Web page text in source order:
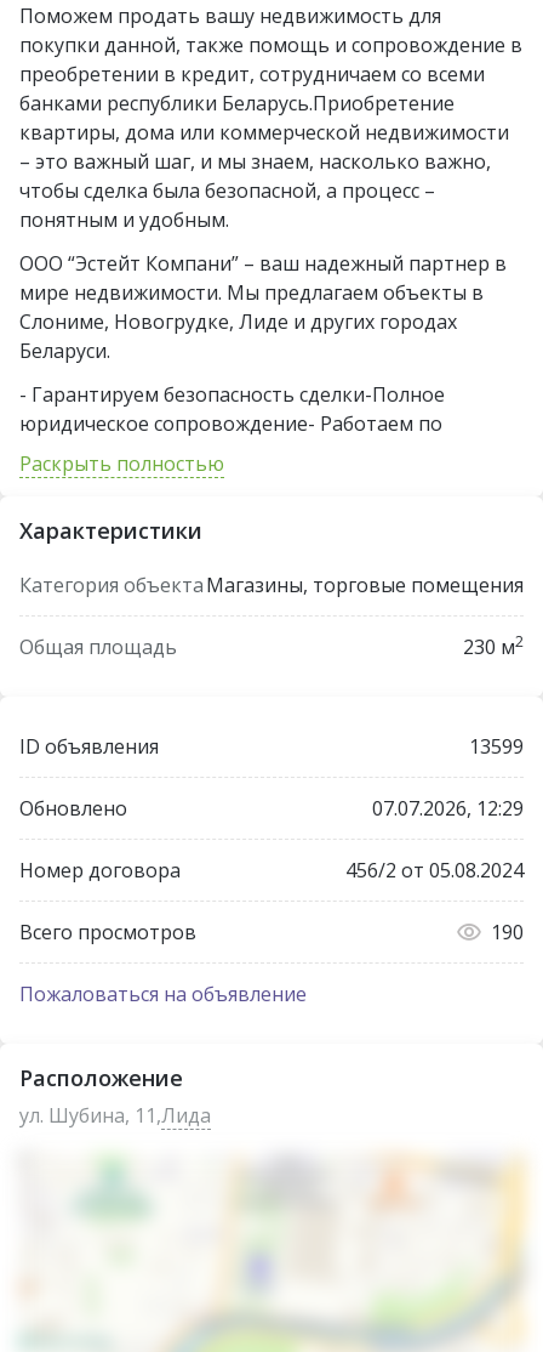
Поможем продать вашу недвижимость для
покупки данной, также помощь и сопровождение в
преобретении в кредит, сотрудничаем со всеми
банками республики Беларусь.Приобретение
квартиры, дома или коммерческой недвижимости
– это важный шаг, и мы знаем, насколько важно,
чтобы сделка была безопасной, а процесс –
понятным и удобным.
ООО “Эстейт Компани” – ваш надежный партнер в
мире недвижимости. Мы предлагаем объекты в
Слониме, Новогрудке, Лиде и других городах
Беларуси.
- Гарантируем безопасность сделки-Полное
юридическое сопровождение- Работаем по
лицензии Министерства юстиции РБ №02240/394
недвижимость, а помочь вам найти идеальный
Офисы: г. Лида, ул. Чапаева 18; г. Слоним, пер.
Волчецкого27БСвяжитесь с нами сегодня и
Раскрыть полностью
Характеристики
Категория объектаМагазины, торговые помещения
Общая площадь 230 м2
Расположение
ул. Шубина, 11,Лида
ID объявления 13599
Обновлено 07.07.2026, 12:29
Номер договора 456/2 от 05.08.2024
Всего просмотров 190
Пожаловаться на объявление